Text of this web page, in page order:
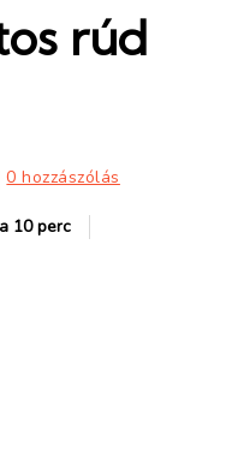
rúd
0 hozzászólás
10 perc